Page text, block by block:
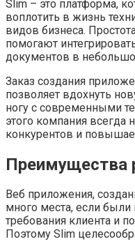
Slim – это платформа,
воплотить в жизнь
видов бизнеса.
помогают
документов в
Заказ создания
позволяет вдохнуть
ногу с современными
этого компания всегда
конкурентов и
Преимущества
Веб приложения,
много места, если были
требования клиента и
Поэтому Slim